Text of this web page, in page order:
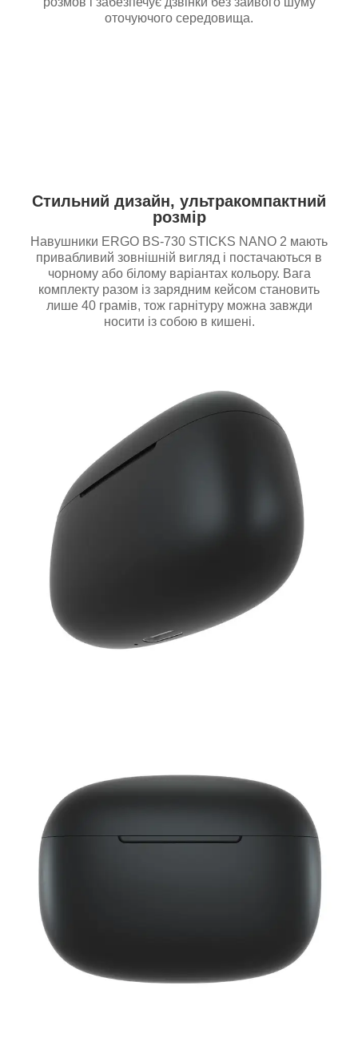
оточуючого середовища.
Стильний дизайн, ультракомпактний
розмір
Навушники ERGO BS-730 STICKS NANO 2 мають
привабливий зовнішній вигляд і постачаються в
чорному або білому варіантах кольору. Вага
комплекту разом із зарядним кейсом становить
лише 40 грамів, тож гарнітуру можна завжди
носити із собою в кишені.